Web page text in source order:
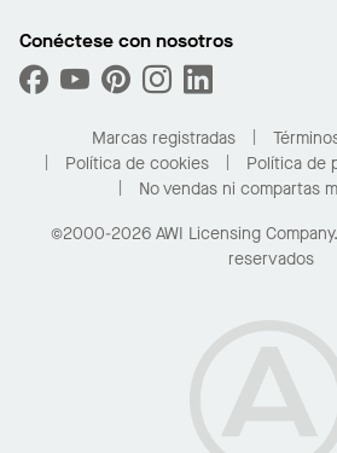
¿Cuáles son mis opciones de compra?
Capacidades personalizadas
Desempeño
Buscar un distribuidor
Solicitar muestras
Compre en línea con Kanopi
Para el hogar
Conéctese con nosotros
Marcas registradas
Política de cookies
Política de
No vendas ni compartas
©2000-2026 AWI Licensing
reservados